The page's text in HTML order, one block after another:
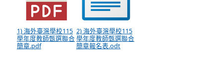
1) 海外臺灣學校115
學年度教師甄選聯合
簡章.pdf
2) 海外臺灣學校115
學年度教師甄選聯合
簡章報名表.odt